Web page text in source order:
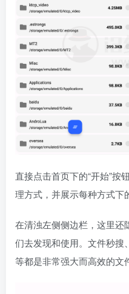
直接点击首页下的“开始”按
理方式，并展示每种方式下
在清浊左侧侧边栏，这里还
们去发现和使用。文件秒搜
等都是非常强大而高效的文